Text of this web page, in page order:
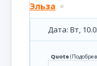
Эльза
Дата: Вт,
Quote(